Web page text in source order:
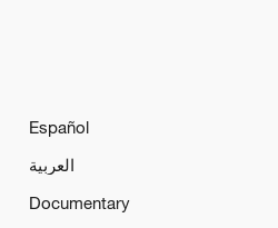
Español
العربية
Documentary